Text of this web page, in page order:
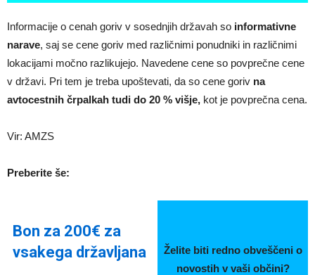
Informacije o cenah goriv v sosednjih državah so informativne
narave, saj se cene goriv med različnimi ponudniki in različnimi
lokacijami močno razlikujejo. Navedene cene so povprečne cene
v državi. Pri tem je treba upoštevati, da so cene goriv na
avtocestnih črpalkah tudi do 20 % višje, kot je povprečna cena.
Vir: AMZS
Preberite še:
Bon za 200€ za
vsakega državljana
Želite biti redno obveščeni o
novostih v vaši občini?